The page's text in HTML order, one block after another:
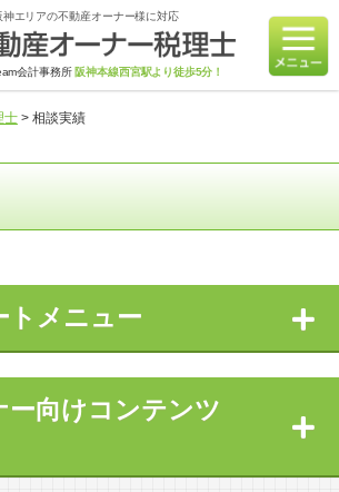
エリアの不動産オーナー様に対応
会計事務所 阪神本線西宮駅より徒歩5分！
士> 相談実績
トメニュー
ー向けコンテンツ